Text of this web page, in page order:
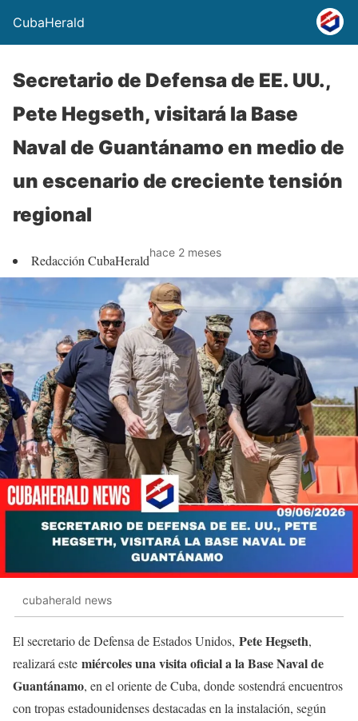
CubaHerald
Secretario de Defensa de EE. UU.,
Pete Hegseth, visitará la Base
Naval de Guantánamo en medio de
un escenario de creciente tensión
regional
Redacción CubaHeraldhace 2 meses
cubaherald news
El secretario de Defensa de Estados Unidos, Pete Hegseth,
realizará este miércoles una visita oficial a la Base Naval de
Guantánamo, en el oriente de Cuba, donde sostendrá encuentros
con tropas estadounidenses destacadas en la instalación, según